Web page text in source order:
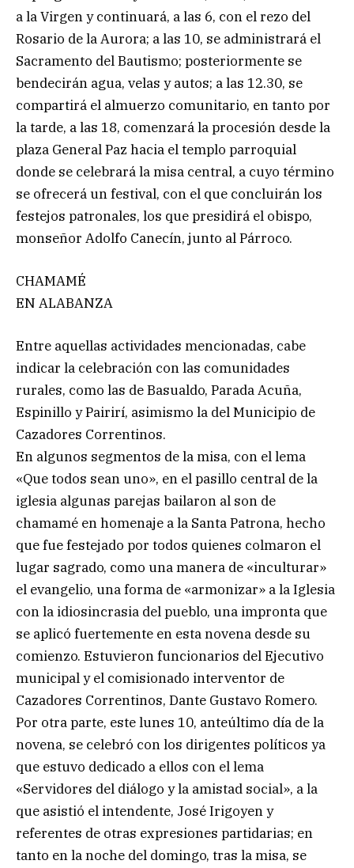
a la Virgen y continuará, a las 6, con el rezo del
Rosario de la Aurora; a las 10, se administrará el
Sacramento del Bautismo; posteriormente se
bendecirán agua, velas y autos; a las 12.30, se
compartirá el almuerzo comunitario, en tanto por
la tarde, a las 18, comenzará la procesión desde la
plaza General Paz hacia el templo parroquial
donde se celebrará la misa central, a cuyo término
se ofrecerá un festival, con el que concluirán los
festejos patronales, los que presidirá el obispo,
monseñor Adolfo Canecín, junto al Párroco.
CHAMAMÉ
EN ALABANZA
Entre aquellas actividades mencionadas, cabe
indicar la celebración con las comunidades
rurales, como las de Basualdo, Parada Acuña,
Espinillo y Pairirí, asimismo la del Municipio de
Cazadores Correntinos.
En algunos segmentos de la misa, con el lema
«Que todos sean uno», en el pasillo central de la
iglesia algunas parejas bailaron al son de
chamamé en homenaje a la Santa Patrona, hecho
que fue festejado por todos quienes colmaron el
lugar sagrado, como una manera de «inculturar»
el evangelio, una forma de «armonizar» a la Iglesia
con la idiosincrasia del pueblo, una impronta que
se aplicó fuertemente en esta novena desde su
comienzo. Estuvieron funcionarios del Ejecutivo
municipal y el comisionado interventor de
Cazadores Correntinos, Dante Gustavo Romero.
Por otra parte, este lunes 10, anteúltimo día de la
novena, se celebró con los dirigentes políticos ya
que estuvo dedicado a ellos con el lema
«Servidores del diálogo y la amistad social», a la
que asistió el intendente, José Irigoyen y
referentes de otras expresiones partidarias; en
tanto en la noche del domingo, tras la misa, se